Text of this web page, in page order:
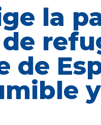
la
de